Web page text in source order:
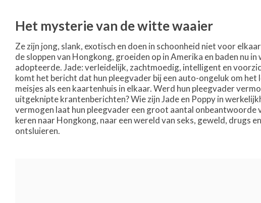
Het mysterie van de witte waaier
Ze zijn jong, slank, exotisch en doen in schoonheid niet voor
de sloppen van Hongkong, groeiden op in Amerika en baden nu
adopteerde. Jade: verleidelijk, zachtmoedig, intelligent en
komt het bericht dat hun pleegvader bij een auto-ongeluk om
meisjes als een kaartenhuis in elkaar. Werd hun pleegvader
uitgeknipte krantenberichten? Wie zijn Jade en Poppy in
vermogen laat hun pleegvader een groot aantal onbeantwoorde
keren naar Hongkong, naar een wereld van seks, geweld, drugs
ontsluieren.